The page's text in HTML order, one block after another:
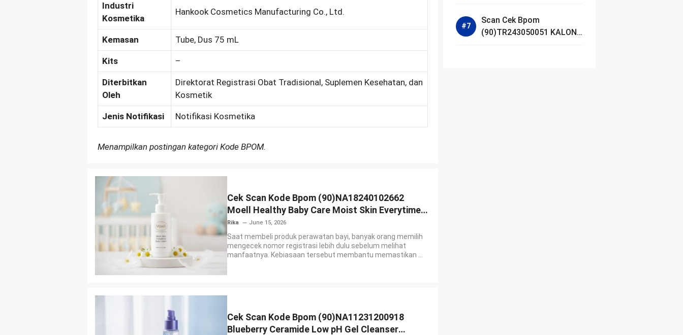
Industri
Kosmetika
Hankook Cosmetics Manufacturing Co., Ltd.
Kemasan Tube, Dus 75 mL
Kits –
Diterbitkan
Oleh
Direktorat Registrasi Obat Tradisional, Suplemen Kesehatan, dan
Kosmetik
Jenis Notifikasi Notifikasi Kosmetika
Menampilkan postingan kategori Kode BPOM.
Cek Scan Kode Bpom (90)NA18240102662
Moell Healthy Baby Care Moist Skin Everytime
Body Lotion
Rika June 15, 2026
Saat membeli produk perawatan bayi, banyak orang memilih
mengecek nomor registrasi lebih dulu sebelum melihat
manfaatnya. Kebiasaan tersebut membantu memastikan ...
Cek Scan Kode Bpom (90)NA11231200918
Blueberry Ceramide Low pH Gel Cleanser
Acne Sunscreen
Moisturiser SPF 35
Scan Cek Bpom
(90)TR243050051 KALON